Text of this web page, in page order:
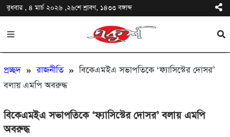
বুধবার , ৪ মার্চ ২০২৬ ,২৬শে শ্রাবণ, ১৪৩৩ বঙ্গাব্দ
প্রচ্ছদ»রাজনীতি»বিকেএমইএ সভাপতিকে ‘ফ্যাসিস্টের দোসর’
বলায় এমপি অবরুদ্ধ
বিকেএমইএ সভাপতিকে ‘ফ্যাসিস্টের দোসর’ বলায় এমপি
অবরুদ্ধ